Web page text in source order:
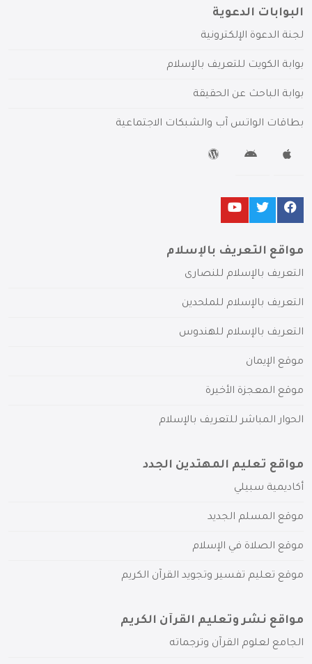
البوابات الدعوية
لجنة الدعوة الإلكترونية
بوابة الكويت للتعريف بالإسلام
بوابة الباحث عن الحقيقة
بطاقات الواتس آب والشبكات الاجتماعية
مواقع التعريف بالإسلام
التعريف بالإسلام للنصارى
التعريف بالإسلام للملحدين
التعريف بالإسلام للهندوس
موقع الإيمان
موقع المعجزة الأخيرة
الحوار المباشر للتعريف بالإسلام
مواقع تعليم المهتدين الجدد
أكاديمية سبيلي
موقع المسلم الجديد
موقع الصلاة في الإسلام
موقع تعليم تفسير وتجويد القرآن الكريم
مواقع نشر وتعليم القرآن الكريم
الجامع لعلوم القرآن وترجماته